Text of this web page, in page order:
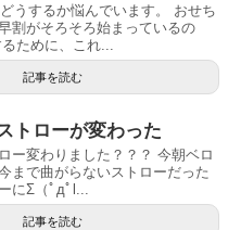
うするか悩んでいます。 おせち
割がそろそろ始まっているの
ために、これ...
記事を読む
トローが変わった
ー変わりました？？？ 今朝ベロ
まで曲がらないストローだった
にΣ（ﾟдﾟl...
記事を読む